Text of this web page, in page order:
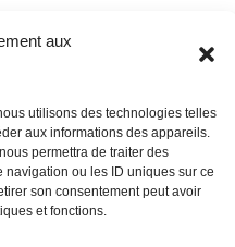
aux
utilisons des technologies telles
aux informations des appareils.
permettra de traiter des
ou les ID uniques sur ce
son consentement peut avoir
et fonctions.